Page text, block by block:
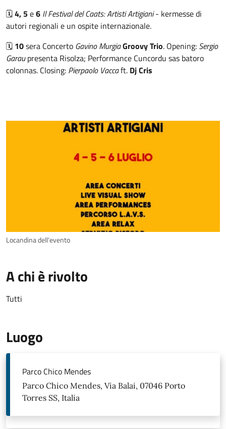
🗓️4, 5e6 Il Festival del Caats: Artisti Artigiani- kermesse di
autori regionali e un ospite internazionale.
🗓️ 10sera Concerto Gavino MurgiaGroovy Trio. Opening: Sergio
Garaupresenta Risolza; Performance Cuncordu sas batoro
colonnas. Closing: Pierpaolo Vaccaft. Dj Cris
Locandina dell'evento
A chi è rivolto
Tutti
Luogo
Parco Chico Mendes
Parco Chico Mendes, Via Balai, 07046 Porto
Torres SS, Italia